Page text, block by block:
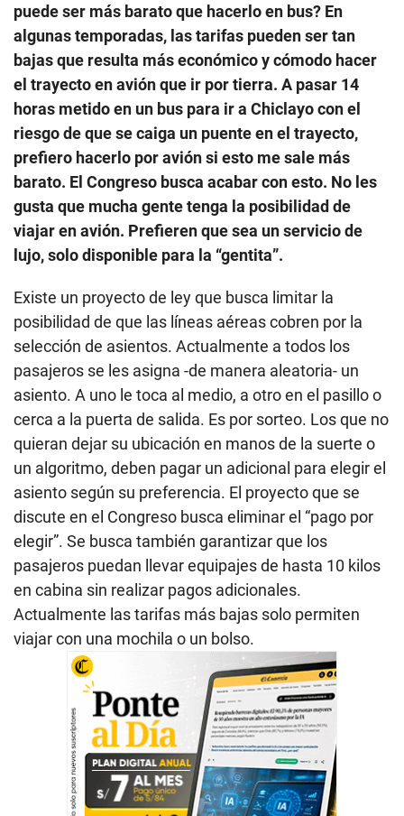
puede ser más barato que hacerlo en bus? En
algunas temporadas, las tarifas pueden ser tan
bajas que resulta más económico y cómodo hacer
el trayecto en avión que ir por tierra. A pasar 14
horas metido en un bus para ir a Chiclayo con el
riesgo de que se caiga un puente en el trayecto,
prefiero hacerlo por avión si esto me sale más
barato. El Congreso busca acabar con esto. No les
gusta que mucha gente tenga la posibilidad de
viajar en avión. Prefieren que sea un servicio de
lujo, solo disponible para la “gentita”.
Existe un proyecto de ley que busca limitar la
posibilidad de que las líneas aéreas cobren por la
selección de asientos. Actualmente a todos los
pasajeros se les asigna -de manera aleatoria- un
asiento. A uno le toca al medio, a otro en el pasillo o
cerca a la puerta de salida. Es por sorteo. Los que no
quieran dejar su ubicación en manos de la suerte o
un algoritmo, deben pagar un adicional para elegir el
asiento según su preferencia. El proyecto que se
discute en el Congreso busca eliminar el “pago por
elegir”. Se busca también garantizar que los
pasajeros puedan llevar equipajes de hasta 10 kilos
en cabina sin realizar pagos adicionales.
Actualmente las tarifas más bajas solo permiten
viajar con una mochila o un bolso.